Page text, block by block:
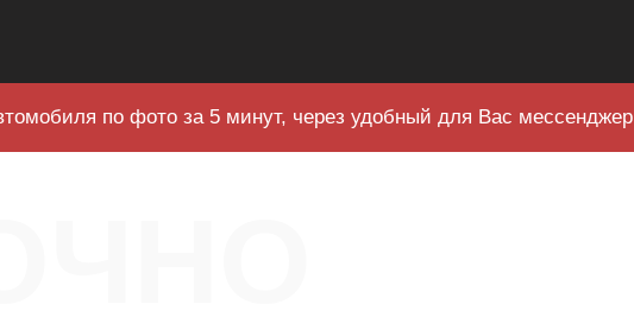
по фото за 5 минут, через удобный для Вас мессенджер